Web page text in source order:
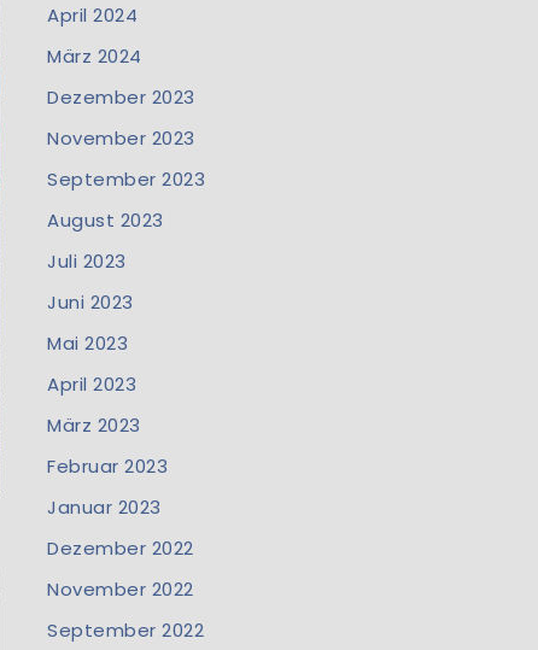
April 2024
März 2024
Dezember 2023
November 2023
September 2023
August 2023
Juli 2023
Juni 2023
Mai 2023
April 2023
März 2023
Februar 2023
Januar 2023
Dezember 2022
November 2022
September 2022